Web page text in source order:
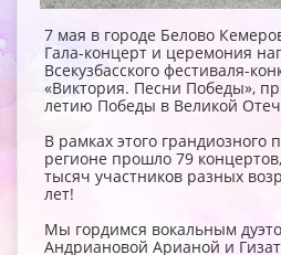
7 мая в городе Белово
Гала-концерт и церемония
Всекузбасского фестиваля-
«Виктория. Песни Победы»,
летию Победы в Великой
В рамках этого грандиозного
регионе прошло 79
тысяч участников разных
лет!
Мы гордимся вокальным
Андриановой Арианой и